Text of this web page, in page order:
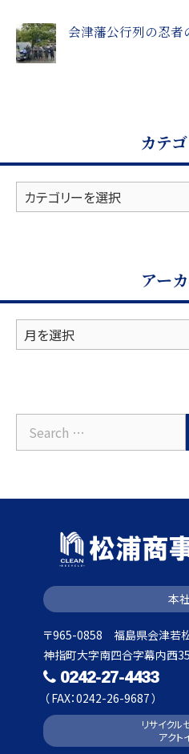
会津藩公行列の忍者
カテ
テ
アー
ー
for:
本社
〒965-0858 福島県会津若
神指町大字南四合字幕内西
0242-27-4433
（ FAX：0242-26-9687 ）
リサイクル
アクト